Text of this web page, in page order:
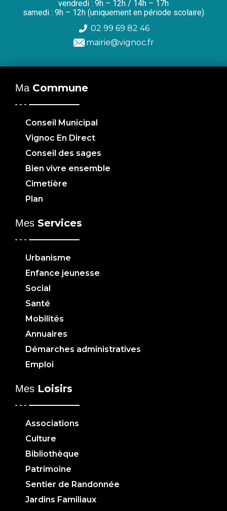
vendredi : 9h – 12h / 14h – 17h
samedi : 9h – 12h (uniquement en période scolaire)
02 99 69 82 46
mairie@vignoc.fr
Ma Commune
Conseil Municipal
Vignoc En Direct
Conseil des sages
Bien vivre ensemble
Cimetière
Plan
Mes Services
Urbanisme
Enfance jeunesse
Social
Santé
Mobilités
Annuaires
Démarches administratives
Emploi
Mes Loisirs
Associations
Culture
Bibliothèque
Patrimoine
Sentier de Randonnée
Jardins Familiaux